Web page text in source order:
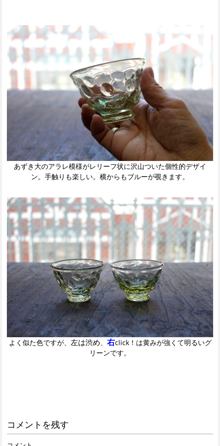
あずき大のアラレ模様がレリーフ状に沢山ついた個性的デザイ
ン。手触りも楽しい。横からもブルーが覗きます。
よく似た色ですが、 左は渋め、 右click！は黄みが強くて明るいグ
リーンです。
コメントを残す